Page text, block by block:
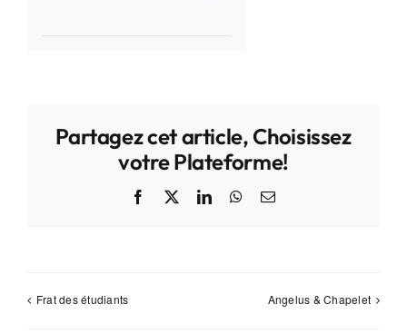
Partagez cet article, Choisissez
votre Plateforme!
Facebook
X LinkedInWhatsApp
Email
Frat des étudiants Angelus & Chapelet